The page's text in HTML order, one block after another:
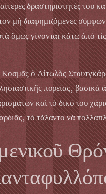
δραστηριότητές του
μὴ διαφημιζόμενες
ὅμως γίνονται κάτω ἀπὸ
ὁ Αἰτωλὸς
πορείας,
καὶ τὸ δικό του
τὸ τάλαντο νὰ